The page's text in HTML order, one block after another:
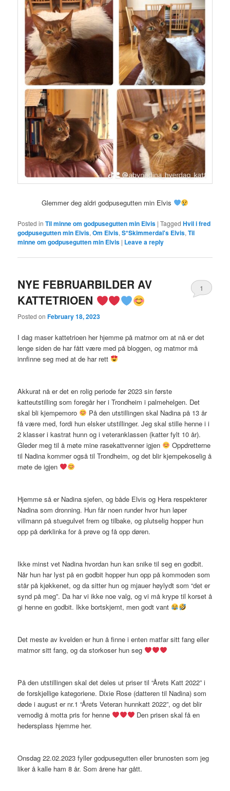
Glemmer deg aldri godpusegutten min Elvis
Posted in Til minne om godpusegutten min Elvis |Tagged Hvil i fred
godpusegutten min Elvis,Om Elvis,S*Skimmerdal's Elvis,Til
minne om godpusegutten min Elvis | Leave a reply
NYE FEBRUARBILDER AV
KATTETRIOEN
Posted onFebruary 18, 2023
1
I dag maser kattetrioen her hjemme på matmor om at nå er det
lenge siden de har fått være med på bloggen, og matmor må
innfinne seg med at de har rett
Akkurat nå er det en rolig periode før 2023 sin første
katteutstilling som foregår her i Trondheim i palmehelgen. Det
skal bli kjempemoro
På den utstillingen skal Nadina på 13 år
få være med, fordi hun elsker utstillinger. Jeg skal stille henne i i
2 klasser i kastrat hunn og i veteranklassen (katter fylt 10 år).
Gleder meg til å møte mine rasekattvenner igjen
Oppdretterne
til Nadina kommer også til Trondheim, og det blir kjempekoselig å
møte de igjen
Hjemme så er Nadina sjefen, og både Elvis og Hera respekterer
Nadina som dronning. Hun får noen runder hvor hun løper
villmann på stuegulvet frem og tilbake, og plutselig hopper hun
opp på dørklinka for å prøve og få opp døren.
Ikke minst vet Nadina hvordan hun kan snike til seg en godbit.
Når hun har lyst på en godbit hopper hun opp på kommoden som
står på kjøkkenet, og da sitter hun og mjauer høylydt som “det er
synd på meg”. Da har vi ikke noe valg, og vi må krype til korset å
gi henne en godbit. Ikke bortskjemt, men godt vant
Det meste av kvelden er hun å finne i enten matfar sitt fang eller
matmor sitt fang, og da storkoser hun seg
På den utstillingen skal det deles ut priser til “Årets Katt 2022” i
de forskjellige kategoriene. Dixie Rose (datteren til Nadina) som
døde i august er nr.1 “Årets Veteran hunnkatt 2022”, og det blir
vemodig å motta pris for henne
Den prisen skal få en
hedersplass hjemme her.
Onsdag 22.02.2023 fyller godpusegutten eller brunosten som jeg
liker å kalle ham 8 år. Som årene har gått.